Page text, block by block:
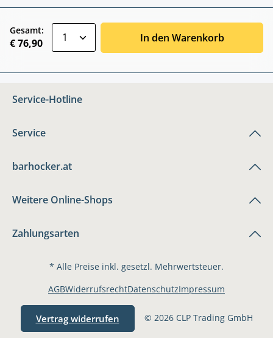
Gesamt:
€ 76,90 In den Warenkorb
Service-Hotline
Service
barhocker.at
Weitere Online-Shops
Zahlungsarten
* Alle Preise inkl. gesetzl. Mehrwertsteuer.
Vertrag widerrufen © 2026 CLP Trading GmbH
AGBWiderrufsrechtDatenschutzImpressum